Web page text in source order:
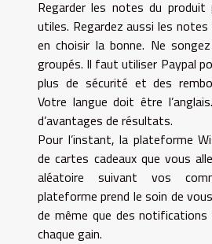
Regarder les notes du
utiles. Regardez aussi les
en choisir la bonne. Ne
groupés. Il faut utiliser Paypal
plus de sécurité et des
Votre langue doit être
d’avantages de résultats.
Pour l’instant, la plateforme
de cartes cadeaux que vous
aléatoire suivant vos
plateforme prend le soin de
de même que des notifications
chaque gain.